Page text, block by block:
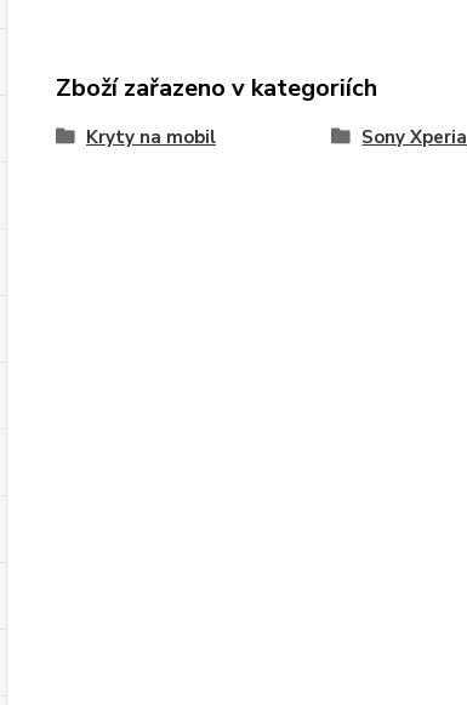
Zboží zařazeno v kategoriích
Kryty na mobil Sony Xperia